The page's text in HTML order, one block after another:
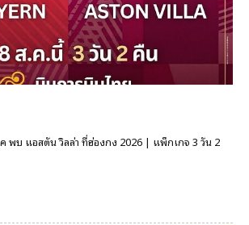
พบ แอสตัน วิลล่า ที่ฮ่องกง 2026 | แพ็กเกจ 3 วัน 2